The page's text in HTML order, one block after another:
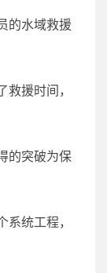
的水域救援
援时间，
的突破为保
统工程，